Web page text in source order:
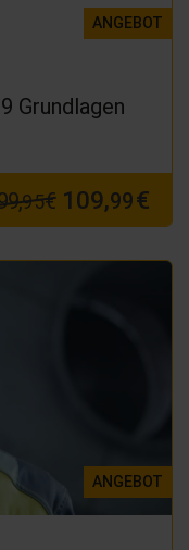
ANGEBOT
Grundlagen
95€ 109,99€
ANGEBOT